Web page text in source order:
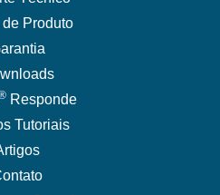
de Produto
Responde
Tutoriais